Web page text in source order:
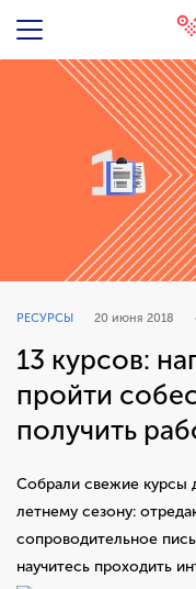
РЕСУРСЫ 20 июня 2018
13 курсов:
пройти
получить
Собрали свежие курсы
летнему сезону:
сопроводительное
научитесь проходить